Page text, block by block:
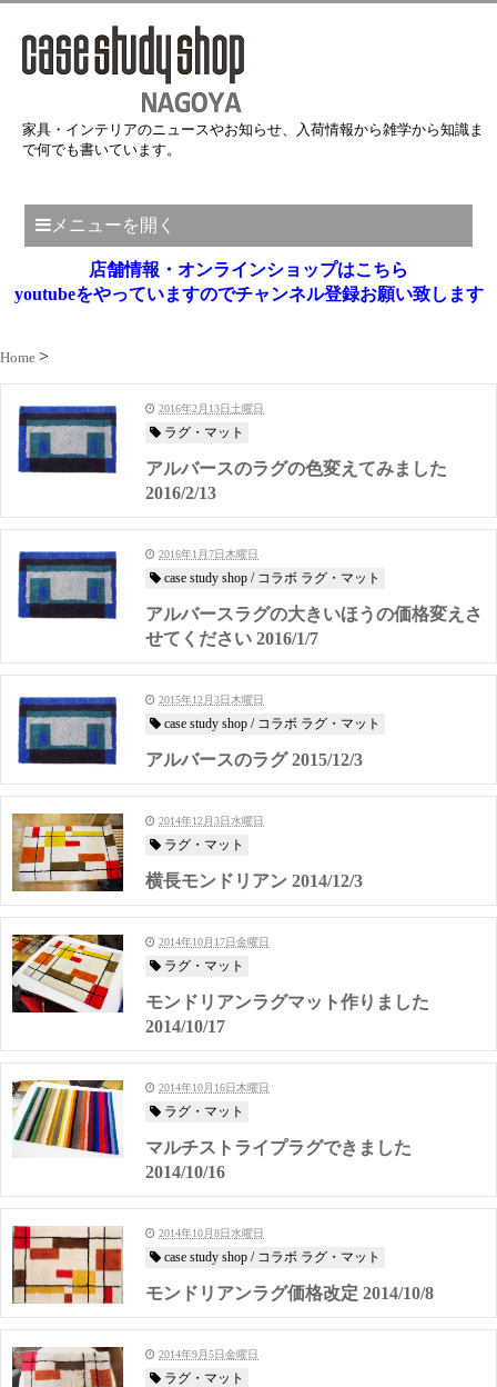
家具・インテリアのニュースやお知らせ、入荷情報から雑学から知識ま
で何でも書いています。
メニューを開く
店舗情報・オンラインショップはこちら
youtubeをやっていますのでチャンネル登録お願い致します
Home
2016年2月13日土曜日
ラグ・マット
アルバースのラグの色変えてみました
2016/2/13
2016年1月7日木曜日
case study shop / コラボ ラグ・マット
アルバースラグの大きいほうの価格変えさ
せてください 2016/1/7
2015年12月3日木曜日
case study shop / コラボ ラグ・マット
アルバースのラグ 2015/12/3
2014年12月3日水曜日
ラグ・マット
横長モンドリアン 2014/12/3
2014年10月17日金曜日
ラグ・マット
モンドリアンラグマット作りました
2014/10/17
2014年10月16日木曜日
ラグ・マット
マルチストライプラグできました
2014/10/16
2014年10月8日水曜日
case study shop / コラボ ラグ・マット
モンドリアンラグ価格改定 2014/10/8
2014年9月5日金曜日
ラグ・マット